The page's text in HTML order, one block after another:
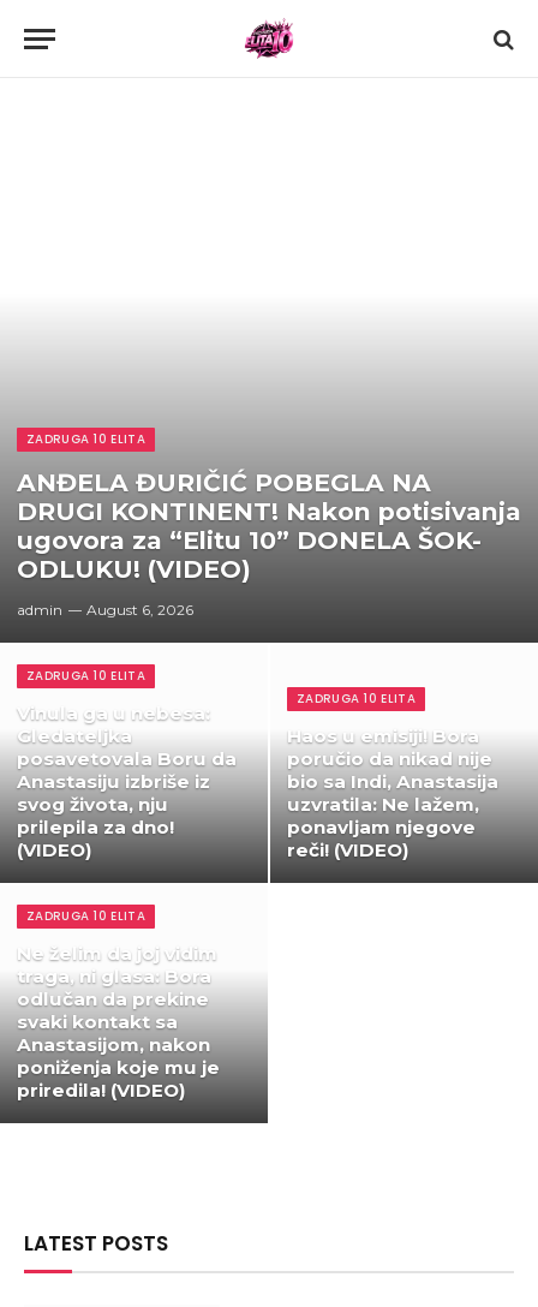
ZADRUGA 10 ELITA
ANĐELA ĐURIČIĆ POBEGLA NA
DRUGI KONTINENT! Nakon potisivanja
ugovora za “Elitu 10” DONELA ŠOK-
ODLUKU! (VIDEO)
admin August 6, 2026
ZADRUGA 10 ELITA
Vinula ga u nebesa:
Gledateljka
posavetovala Boru da
Anastasiju izbriše iz
svog života, nju
prilepila za dno!
(VIDEO)
ZADRUGA 10 ELITA
Haos u emisiji! Bora
poručio da nikad nije
bio sa Indi, Anastasija
uzvratila: Ne lažem,
ponavljam njegove
reči! (VIDEO)
ZADRUGA 10 ELITA
Ne želim da joj vidim
traga, ni glasa: Bora
odlučan da prekine
svaki kontakt sa
Anastasijom, nakon
poniženja koje mu je
priredila! (VIDEO)
LATEST POSTS